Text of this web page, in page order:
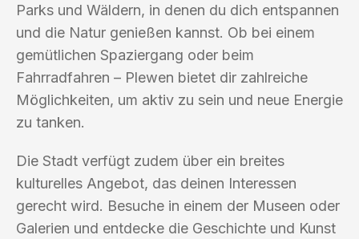
Parks und Wäldern, in denen du dich entspannen
und die Natur genießen kannst. Ob bei einem
gemütlichen Spaziergang oder beim
Fahrradfahren – Plewen bietet dir zahlreiche
Möglichkeiten, um aktiv zu sein und neue Energie
zu tanken.
Die Stadt verfügt zudem über ein breites
kulturelles Angebot, das deinen Interessen
gerecht wird. Besuche in einem der Museen oder
Galerien und entdecke die Geschichte und Kunst